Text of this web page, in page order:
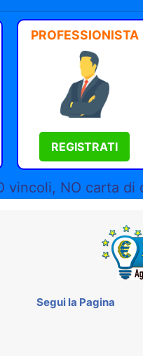
PROFESSIONISTA
REGISTRATI
vincoli, NO carta di
Segui la Pagina